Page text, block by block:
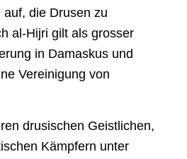
die Drusen zu
al-Hijri gilt als grosser
in Damaskus und
Vereinigung von
drusischen Geistlichen,
Kämpfern unter